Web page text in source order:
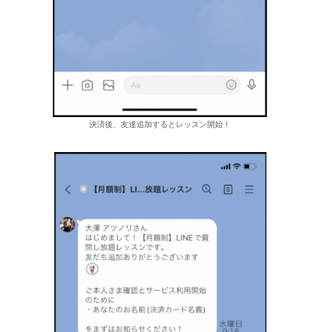
決済後、友達追加するとレッスン開始！